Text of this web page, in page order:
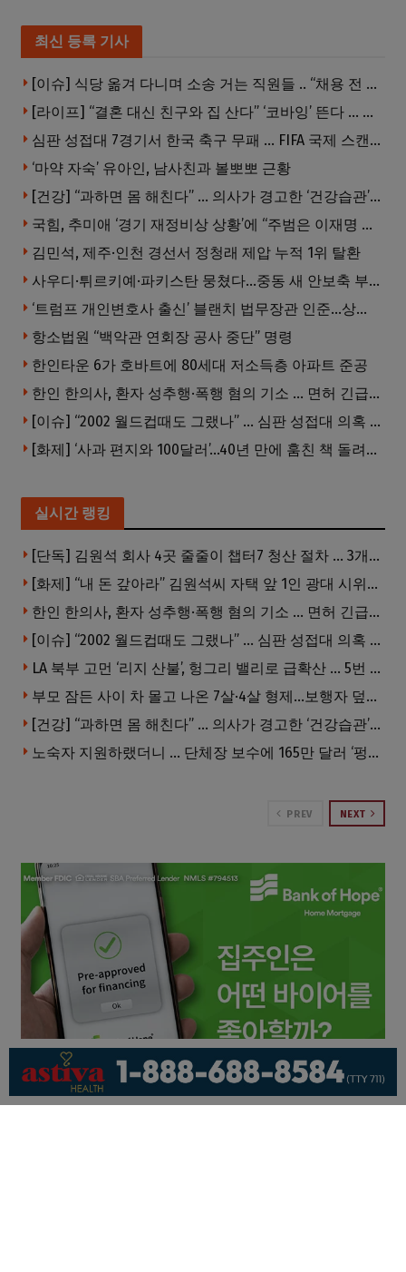
최신 등록 기사
[이슈] 식당 옮겨 다니며 소송 거는 직원들 .. “채용 전 반드시 확인해야”
[라이프] “결혼 대신 친구와 집 산다” ‘코바잉’ 뜬다 … 내 집 마련 공식 바뀌었다
심판 성접대 7경기서 한국 축구 무패 … FIFA 국제 스캔들 번지나
‘마약 자숙’ 유아인, 남사친과 볼뽀뽀 근황
[건강] “과하면 몸 해친다” … 의사가 경고한 ‘건강습관’ 5가지
국힘, 추미애 ‘경기 재정비상 상황’에 “주범은 이재명 전 지사”
김민석, 제주·인천 경선서 정청래 제압 누적 1위 탈환
사우디·튀르키예·파키스탄 뭉쳤다…중동 새 안보축 부상하나
‘트럼프 개인변호사 출신’ 블랜치 법무장관 인준…상원 50대49 가결
항소법원 “백악관 연회장 공사 중단” 명령
한인타운 6가 호바트에 80세대 저소득층 아파트 준공
한인 한의사, 환자 성추행·폭행 혐의 기소 … 면허 긴급정지
[이슈] “2002 월드컵때도 그랬나” … 심판 성접대 의혹 해외로 일파만파, 4강 신화까지 불똥
[화제] ‘사과 편지와 100달러’…40년 만에 훔친 책 돌려준 절도범
실시간 랭킹
[단독] 김원석 회사 4곳 줄줄이 챕터7 청산 절차 … 3개 법인 같은 날 동시 파산 신청
[화제] “내 돈 갚아라” 김원석씨 자택 앞 1인 광대 시위 … 한인 투자사, “108만 달러 못받아”
한인 한의사, 환자 성추행·폭행 혐의 기소 … 면허 긴급정지
[이슈] “2002 월드컵때도 그랬나” … 심판 성접대 의혹 해외로 일파만파, 4강 신화까지 불똥
LA 북부 고먼 ‘리지 산불’, 헝그리 밸리로 급확산 … 5번 Fwy 양방향 전면 폐쇄
부모 잠든 사이 차 몰고 나온 7살·4살 형제…보행자 덮쳐 중태
[건강] “과하면 몸 해친다” … 의사가 경고한 ‘건강습관’ 5가지
노숙자 지원하랬더니 … 단체장 보수에 165만 달러 ‘펑펑’
PREV NEXT